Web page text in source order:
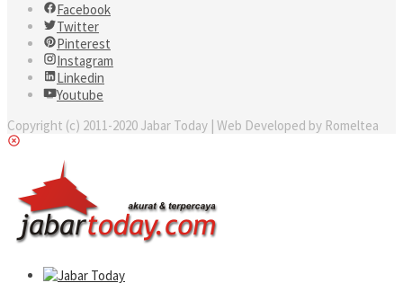
Facebook
Twitter
Pinterest
Instagram
Linkedin
Youtube
Copyright (c) 2011-2020 Jabar Today | Web Developed by Romeltea